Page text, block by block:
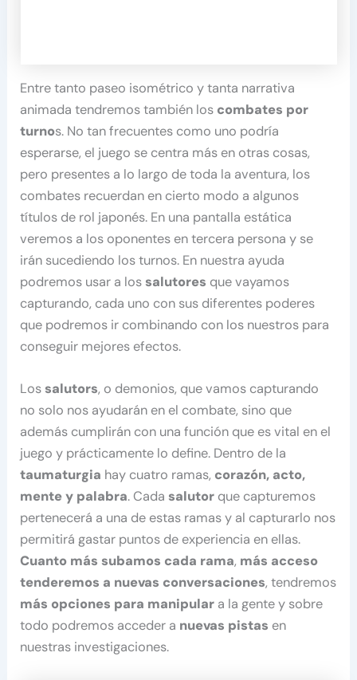
Entre tanto paseo isométrico y tanta narrativa
animada tendremos también los combates por
turnos. No tan frecuentes como uno podría
esperarse, el juego se centra más en otras cosas,
pero presentes a lo largo de toda la aventura, los
combates recuerdan en cierto modo a algunos
títulos de rol japonés. En una pantalla estática
veremos a los oponentes en tercera persona y se
irán sucediendo los turnos. En nuestra ayuda
podremos usar a lossalutores que vayamos
capturando, cada uno con sus diferentes poderes
que podremos ir combinando con los nuestros para
conseguir mejores efectos.
Lossalutors, o demonios, que vamos capturando
no solo nos ayudarán en el combate, sino que
además cumplirán con una función que es vital en el
juego y prácticamente lo define. Dentro de la
taumaturgia hay cuatro ramas, corazón, acto,
mente y palabra. Cadasalutor que capturemos
pertenecerá a una de estas ramas y al capturarlo nos
permitirá gastar puntos de experiencia en ellas.
Cuanto más subamos cada rama, más acceso
tenderemos a nuevas conversaciones, tendremos
más opciones para manipular a la gente y sobre
todo podremos acceder a nuevas pistas en
nuestras investigaciones.